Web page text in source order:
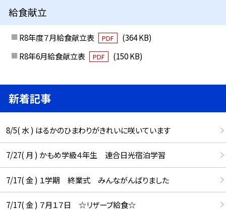
給食献立
R8年度７月給食献立表 PDF
(364 KB)
R8年6月給食献立表
PDF (150 KB)
新着記事
8/5( 水 ) はるかのひまわりがきれいに咲いています
7/27( 月 ) かもめ学級４年生 連合日光宿泊学習
7/17( 金 ) １学期 終業式 みんながんばりました
7/17( 金 ) ７月１７日 ☆リザーブ給食☆